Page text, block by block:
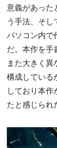
意義があった
う手法、そ
パソコン内で
だ。本作を手
また大きく
構成している
しており本
たと感じられ